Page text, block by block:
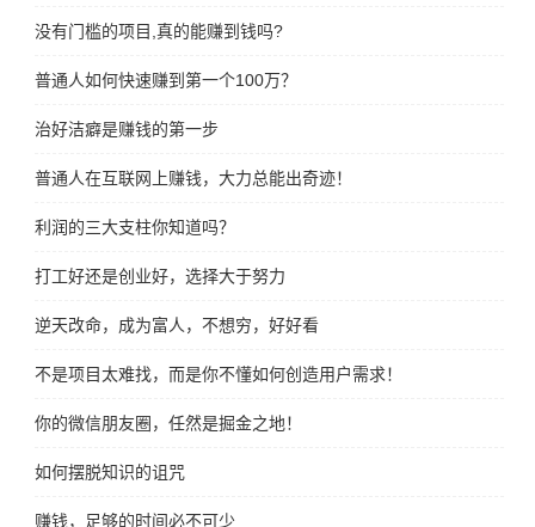
没有门槛的项目,真的能赚到钱吗?
普通人如何快速赚到第一个100万？
治好洁癖是赚钱的第一步
普通人在互联网上赚钱，大力总能出奇迹！
利润的三大支柱你知道吗？
打工好还是创业好，选择大于努力
逆天改命，成为富人，不想穷，好好看
不是项目太难找，而是你不懂如何创造用户需求！
你的微信朋友圈，任然是掘金之地！
如何摆脱知识的诅咒
赚钱，足够的时间必不可少